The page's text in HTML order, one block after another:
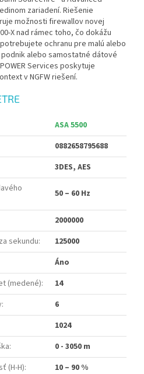
zariadení. Riešenie
možnosti firewallov novej
X nad rámec toho, čo dokážu
ochranu pre malú alebo
alebo samostatné dátové
Services poskytuje
v NGFW riešení.
ASA 5500
0882658795688
3DES, AES
50 – 60 Hz
2000000
sekundu:
125000
Áno
(medené):
14
:
6
1024
:
0 - 3050 m
(H-H):
10 – 90 %